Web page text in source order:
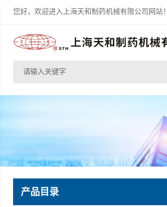
您好，欢迎进入上海天和制药机械有限公司网站！
产品目录